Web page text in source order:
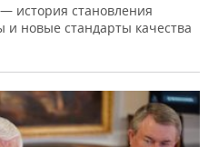
история становления
и новые стандарты качества